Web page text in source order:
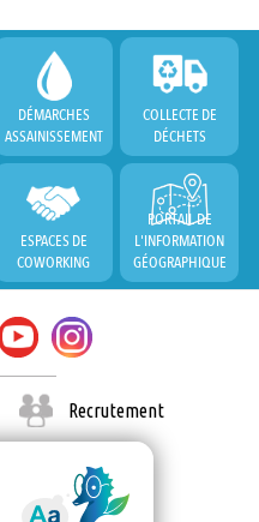
DÉMARCHES
ASSAINISSEMENT
COLLECTE DE
DÉCHETS
ESPACES DE
COWORKING
PORTAIL DE
L'INFORMATION
GÉOGRAPHIQUE
Recrutement